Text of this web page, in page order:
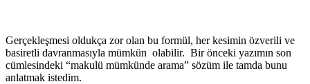
Gerçekleşmesi oldukça zor olan bu formül, her kesimin özverili ve
basiretli davranmasıyla mümkün olabilir. Bir önceki yazımın son
cümlesindeki “makulü mümkünde arama” sözüm ile tamda bunu
anlatmak istedim.